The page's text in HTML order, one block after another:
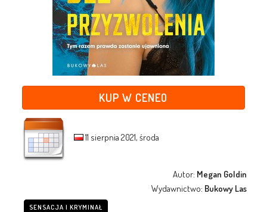
KUP W CENEO
11 sierpnia 2021, środa
Autor: Megan Goldin
Wydawnictwo: Bukowy Las
SENSACJA I KRYMINAŁ